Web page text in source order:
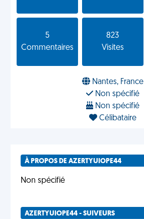
5
Commentaires
823
Visites
Nantes, France
Non spécifié
Non spécifié
Célibataire
À PROPOS DE AZERTYUIOPE44
Non spécifié
AZERTYUIOPE44 - SUIVEURS